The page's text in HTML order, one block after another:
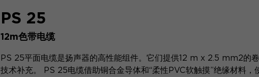
PS 25
12m色带电缆
PS 25平面电缆是扬声器的高性能组件。它们提供12 m x 2.5 mm2的
技术补充。 PS 25电缆借助铜合金导体和“柔性PVC软触摸”绝缘材料，